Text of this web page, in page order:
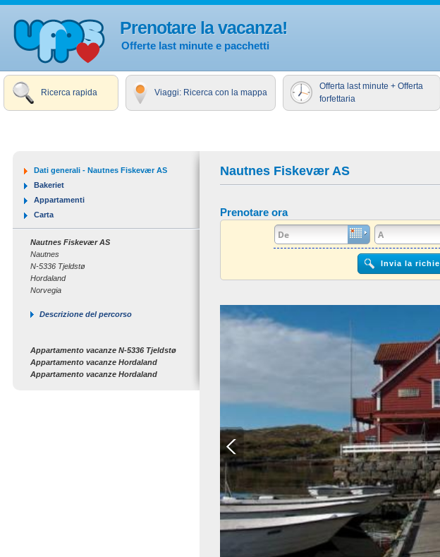
Prenotare la vacanza!
Offerte last minute e pacchetti
Ricerca rapida Viaggi: Ricerca con la mappa
Offerta last minute + Offerta
forfettaria
Nautnes Fiskevær AS
Prenotare ora
Dati generali - Nautnes Fiskevær AS
Bakeriet
Appartamenti
Carta
Nautnes Fiskevær AS
Nautnes
N-5336 Tjeldstø
Hordaland
Norvegia
Descrizione del percorso
Appartamento vacanze N-5336 Tjeldstø
Appartamento vacanze Hordaland
Appartamento vacanze Hordaland